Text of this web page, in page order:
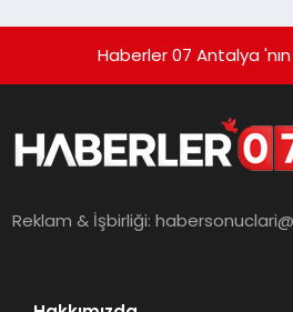
Haberler 07 Antalya
Reklam & İşbirliği: